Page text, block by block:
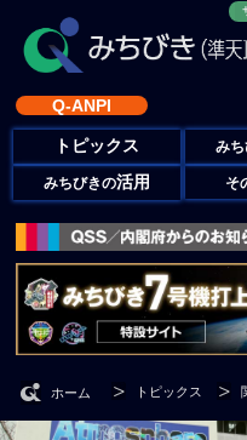
Q-ANPI
トピックス みち
みちびきの活用 そ
ホーム トピックス